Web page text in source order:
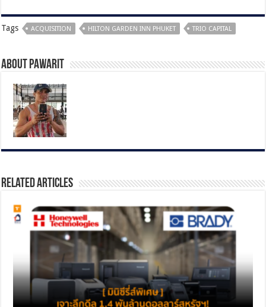
Tags ACQUISITION HILTON GARDEN INN PHUKET TRIO CAPITAL
About pawarit
Related Articles